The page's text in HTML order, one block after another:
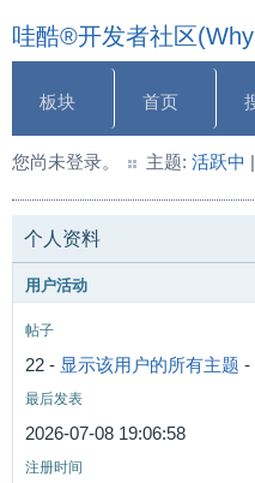
哇酷®开发者社区
板块 首页
您尚未登录。 主题: 活跃中 |
个人资料
用户活动
帖子
22 - 显示该用户的所有主题 -
最后发表
2026-07-08 19:06:58
注册时间